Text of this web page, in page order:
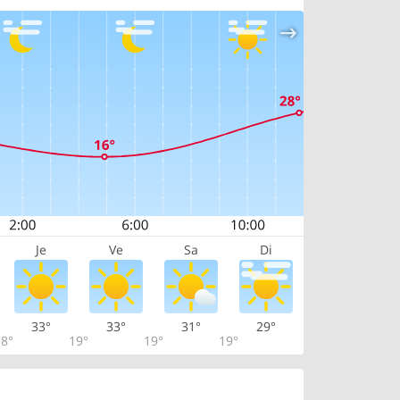
Je Ve Sa Di
33°
19°
33°
19°
31°
19°
29°